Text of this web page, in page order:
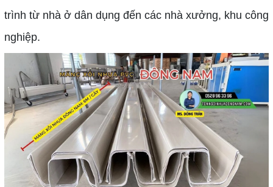
trình từ nhà ở dân dụng đến các nhà xưởng, khu công
nghiệp.